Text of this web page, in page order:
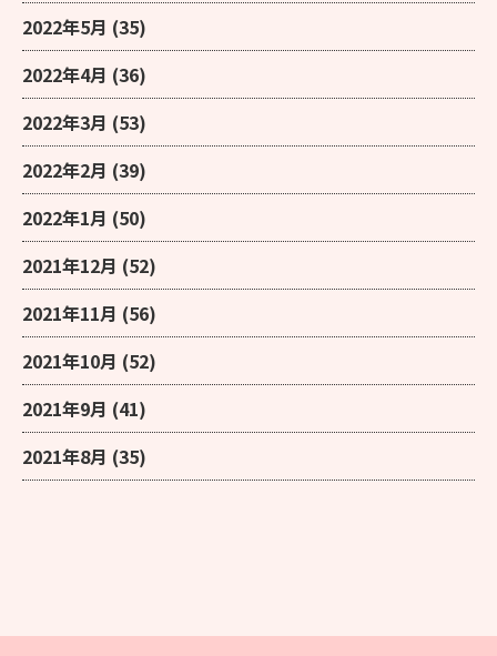
2022年5月 (35)
2022年4月 (36)
2022年3月 (53)
2022年2月 (39)
2022年1月 (50)
2021年12月 (52)
2021年11月 (56)
2021年10月 (52)
2021年9月 (41)
2021年8月 (35)